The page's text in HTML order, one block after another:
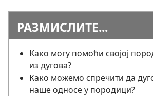
РАЗМИСЛИТЕ...
Како могу помоћи својој
из дугова?
Како можемо спречити да
наше односе у породици?